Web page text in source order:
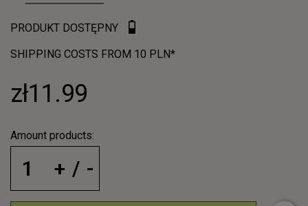
PRODUKT DOSTĘPNY
SHIPPING COSTS FROM 10 PLN*
zł11.99
Amount products: